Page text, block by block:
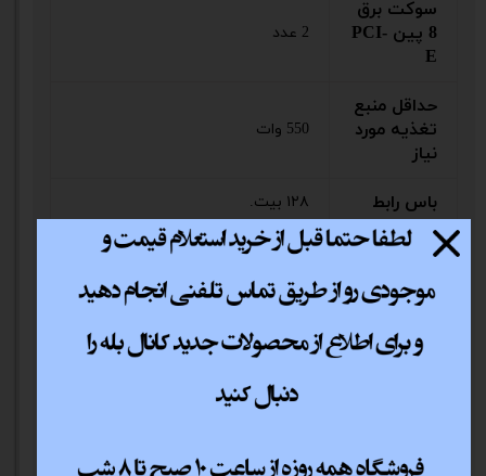
سوکت برق
8 پین PCI-
E
2 عدد
حداقل منبع
تغذیه مورد
نیاز
550 وات
باس رابط ۱۲۸ بیت.
نسخه
DirectX
12 Ultimate
دو فن (Dual Fan).
اقلام همراه
دفترچه راهنما دارد.